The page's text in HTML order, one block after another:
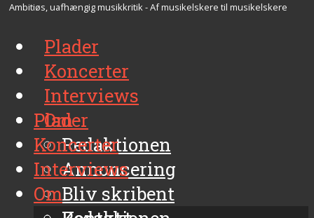
Ambitiøs, uafhængig musikkritik - Af musikelskere til musikelskere
Plader
Koncerter
Interviews
Om
Redaktionen
Annoncering
Bliv skribent
Plader
Koncerter
Interviews
Om